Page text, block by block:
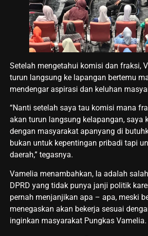
Setelah mengetahui komisi dan fraksi,
turun langsung ke lapangan bertemu
mendengar aspirasi dan keluhan
“Nanti setelah saya tau komisi mana
akan turun langsung kelapangan, saya
dengan masyarakat apanyang di
bukan untuk kepentingan pribadi tapi
daerah,” tegasnya.
Vamelia menambahkan, Ia adalah
DPRD yang tidak punya janji politik
pernah menjanjikan apa – apa, meski
menegaskan akan bekerja sesuai
inginkan masyarakat Pungkas Vamelia.